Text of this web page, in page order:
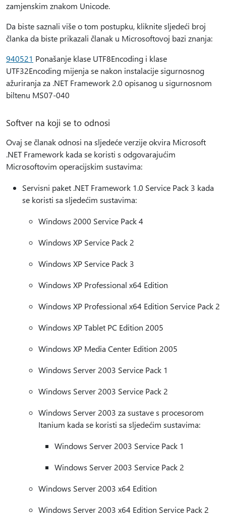
zamjenskim znakom Unicode.
Da biste saznali više o tom postupku, kliknite sljedeći broj
članka da biste prikazali članak u Microsoftovoj bazi znanja:
940521 Ponašanje klase UTF8Encoding i klase
UTF32Encoding mijenja se nakon instalacije sigurnosnog
ažuriranja za .NET Framework 2.0 opisanog u sigurnosnom
biltenu MS07-040
Softver na koji se to odnosi
Ovaj se članak odnosi na sljedeće verzije okvira Microsoft
.NET Framework kada se koristi s odgovarajućim
Microsoftovim operacijskim sustavima:
Servisni paket .NET Framework 1.0 Service Pack 3 kada
se koristi sa sljedećim sustavima:
Windows 2000 Service Pack 4
Windows XP Service Pack 2
Windows XP Service Pack 3
Windows XP Professional x64 Edition
Windows XP Professional x64 Edition Service Pack 2
Windows XP Tablet PC Edition 2005
Windows XP Media Center Edition 2005
Windows Server 2003 Service Pack 1
Windows Server 2003 Service Pack 2
Windows Server 2003 za sustave s procesorom
Itanium kada se koristi sa sljedećim sustavima:
Windows Server 2003 Service Pack 1
Windows Server 2003 Service Pack 2
Windows Server 2003 x64 Edition
Windows Server 2003 x64 Edition Service Pack 2